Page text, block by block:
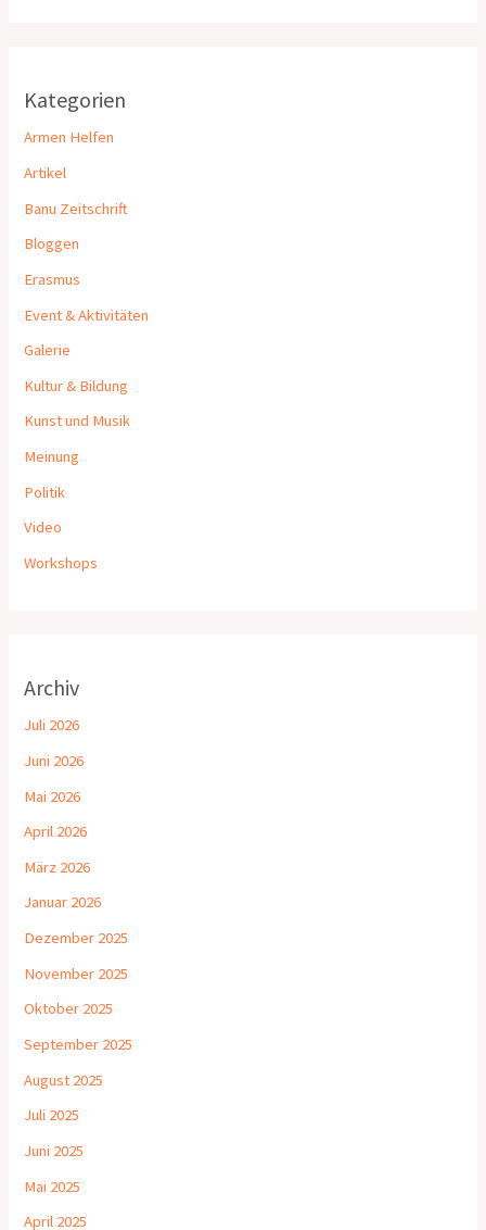
Kategorien
Armen Helfen
Artikel
Banu Zeitschrift
Bloggen
Erasmus
Event & Aktivitäten
Galerie
Kultur & Bildung
Kunst und Musik
Meinung
Politik
Video
Workshops
Archiv
Juli 2026
Juni 2026
Mai 2026
April 2026
März 2026
Januar 2026
Dezember 2025
November 2025
Oktober 2025
September 2025
August 2025
Juli 2025
Juni 2025
Mai 2025
April 2025